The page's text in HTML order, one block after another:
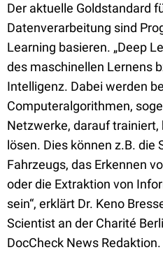
Der aktuelle Goldstandard
Datenverarbeitung sind
Learning basieren. „Deep
des maschinellen Lernens
Intelligenz. Dabei werden
Computeralgorithmen,
Netzwerke, darauf
lösen. Dies können z.B. die
Fahrzeugs, das Erkennen
oder die Extraktion von
sein“, erklärt Dr. Keno
Scientist an der Charité
DocCheck News Redaktion.